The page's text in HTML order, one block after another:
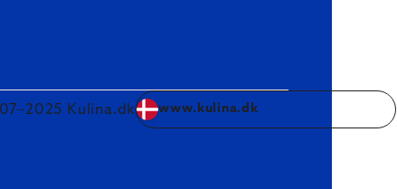
Kulina.dk www.kulina.dk